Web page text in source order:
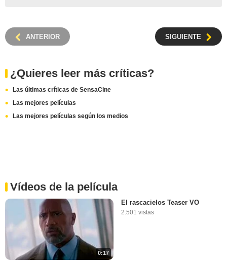
ANTERIOR SIGUIENTE
¿Quieres leer más críticas?
Las últimas críticas de SensaCine
Las mejores películas
Las mejores películas según los medios
Vídeos de la película
0:17
El rascacielos Teaser VO
2.501 vistas